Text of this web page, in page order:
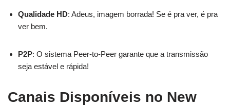
Qualidade HD: Adeus, imagem borrada! Se é pra ver, é pra
ver bem.
P2P: O sistema Peer-to-Peer garante que a transmissão
seja estável e rápida!
Canais Disponíveis no New